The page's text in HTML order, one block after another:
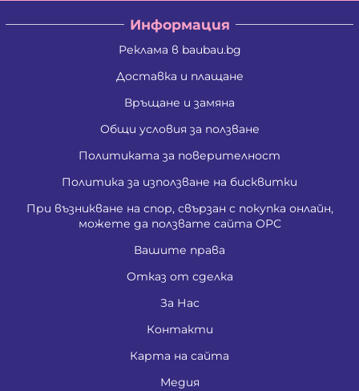
Информация
Реклама в baubau.bg
Доставка и плащане
Връщане и замяна
Общи условия за ползване
Политиката за поверителност
Политика за използване на бисквитки
При възникване на спор, свързан с покупка онлайн,
можете да ползвате сайта ОРС
Вашите права
Отказ от сделка
За Нас
Контакти
Карта на сайта
Медия